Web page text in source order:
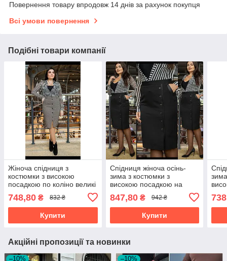
Повернення товару впродовж 14 днів за рахунок покупця
Всі умови повернення
Подібні товари компанії
Жіноча спідниця з
костюмки з високою
посадкою по коліно великі
748,80 ₴ 832 ₴
Купити
Спідниця жіноча осінь-
зима з костюмки з
високою посадкою на
847,80₴ 942 ₴
Купити
738
Акційні пропозиції та новинки
–10% –10%